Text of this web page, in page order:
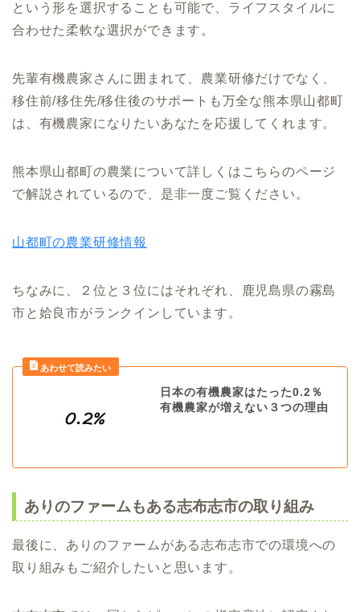
という形を選択することも可能で、ライフスタイルに
合わせた柔軟な選択ができます。
先輩有機農家さんに囲まれて、農業研修だけでなく、
移住前/移住先/移住後のサポートも万全な熊本県山都町
は、有機農家になりたいあなたを応援してくれます。
熊本県山都町の農業について詳しくはこちらのページ
で解説されているので、是非一度ご覧ください。
山都町の農業研修情報
ちなみに、２位と３位にはそれぞれ、鹿児島県の霧島
市と姶良市がランクインしています。
日本の有機農家はたった0.2％
有機農家が増えない３つの理由
ありのファームもある志布志市の取り組み
最後に、ありのファームがある志布志市での環境への
取り組みもご紹介したいと思います。